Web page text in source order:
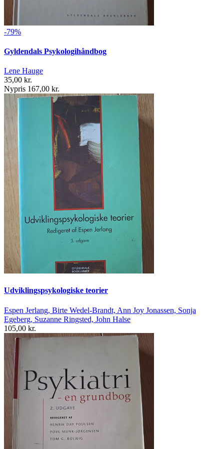
-79%
Gyldendals Psykologihåndbog
Lene Hauge
35,00 kr.
Nypris 167,00 kr.
Udviklingspsykologiske teorier
Espen Jerlang, Birte Wedel-Brandt, Ann Joy Jonassen, Sonja
Egeberg, Suzanne Ringsted, John Halse
105,00 kr.